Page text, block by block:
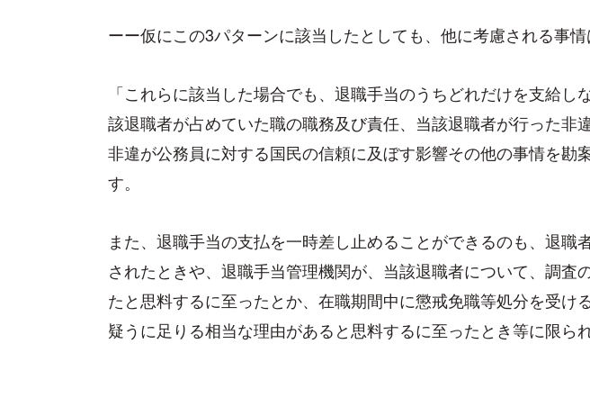
ーー仮にこの3パターンに該当したとしても、他に考慮される事
「これらに該当した場合でも、退職手当のうちどれだけを支給し
該退職者が占めていた職の職務及び責任、当該退職者が行った非
非違が公務員に対する国民の信頼に及ぼす影響その他の事情を勘
す。
また、退職手当の支払を一時差し止めることができるのも、退職
されたときや、退職手当管理機関が、当該退職者について、調査
たと思料するに至ったとか、在職期間中に懲戒免職等処分を受け
疑うに足りる相当な理由があると思料するに至ったとき等に限ら